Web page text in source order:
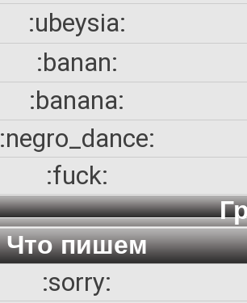
:ubeysia:
:banan:
:banana:
:negro_dance:
:fuck:
Что пишем
:sorry: